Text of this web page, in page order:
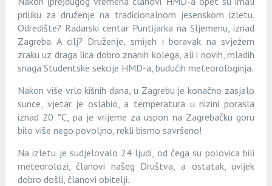
priliku za druženje na tradicionalnom jesenskom izletu.
Odredište? Radarski centar Puntijarka na Sljemenu, iznad
Zagreba. A cilj? Druženje, smijeh i boravak na svježem
zraku uz draga lica dobro znanih kolega, ali i novih, mladih
snaga Studentske sekcije HMD-a, budućih meteorologinja.
Nakon više vrlo kišnih dana, u Zagrebu je konačno zasjalo
sunce, vjetar je oslabio, a temperatura u nizini porasla
iznad 20 °C, pa je vrijeme za uspon na Zagrebačku goru
bilo više nego povoljno, rekli bismo savršeno!
Na izletu je sudjelovalo 24 ljudi, od čega su polovica bili
meteorolozi, članovi našeg Društva, a ostatak, uvijek
dobro došli, članovi obitelji.